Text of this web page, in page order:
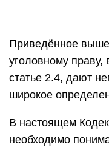
Приведённое выше
уголовному
статье 2.4, дают
широкое
В настоящем
необходимо